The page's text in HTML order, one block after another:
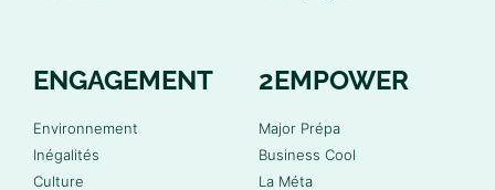
ENGAGEMENT
Environnement
Inégalités
Culture
2EMPOWER
Major Prépa
Business Cool
La Méta